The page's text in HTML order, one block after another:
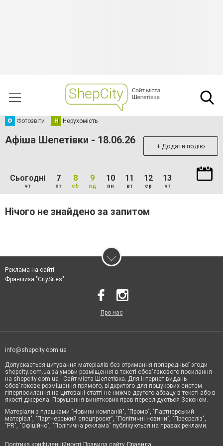
Ф Фотозвіти Н Нерухомість
Афіша Шепетівки - 18.06.26 + Додати подію
Сьогодні
чт
7
пт
8
сб
9
нд
10
пн
11
вт
12
ср
13
чт
Нічого не знайдено за запитом
Реклама на сайті
Франшиза "CitySites"
Про нас
info@shepcity.com.ua
Допускається цитування матеріалів без отримання попередньої згоди
shepcity.com.ua за умови розміщення в тексті обов'язкового посилання
на shepcity.com.ua - Сайт міста Шепетівка. Для інтернет-видань
обов'язкове розміщення прямого, відкритого для пошукових систем
гіперпосилання на цитовані статті не нижче другого абзацу в тексті або в
якості джерела. Порушення виняткових прав переслідується Законом.
Матеріали з плашками "Новини компаній", "Промо", "Партнерський
матеріал", "Партнерський спецпроєкт", "Політичні новини", "Пресреліз",
"PR", "Офіційно", "Політична реклама" публікуються на правах реклами.
Політика конфіденційності Правила сайту Правила